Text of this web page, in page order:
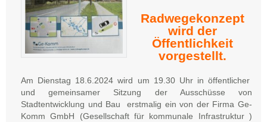
Radwegekonzept
wird der
Öffentlichkeit
vorgestellt.
Am Dienstag 18.6.2024 wird um 19.30 Uhr in öffentlicher
und gemeinsamer Sitzung der Ausschüsse von
Stadtentwicklung und Bau erstmalig ein von der Firma Ge-
Komm GmbH (Gesellschaft für kommunale Infrastruktur )